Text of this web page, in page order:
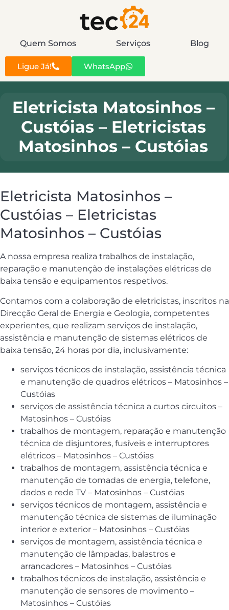
Quem Somos Serviços Blog
Ligue Já! WhatsApp
Eletricista Matosinhos –
Custóias – Eletricistas
Matosinhos – Custóias
Eletricista Matosinhos –
Custóias – Eletricistas
Matosinhos – Custóias
A nossa empresa realiza trabalhos de instalação,
reparação e manutenção de instalações elétricas de
baixa tensão e equipamentos respetivos.
Contamos com a colaboração de eletricistas, inscritos na
Direcção Geral de Energia e Geologia, competentes
experientes, que realizam serviços de instalação,
assistência e manutenção de sistemas elétricos de
baixa tensão, 24 horas por dia, inclusivamente:
serviços técnicos de instalação, assistência técnica
e manutenção de quadros elétricos – Matosinhos –
Custóias
serviços de assistência técnica a curtos circuitos –
Matosinhos – Custóias
trabalhos de montagem, reparação e manutenção
técnica de disjuntores, fusíveis e interruptores
elétricos – Matosinhos – Custóias
trabalhos de montagem, assistência técnica e
manutenção de tomadas de energia, telefone,
dados e rede TV – Matosinhos – Custóias
serviços técnicos de montagem, assistência e
manutenção técnica de sistemas de iluminação
interior e exterior – Matosinhos – Custóias
serviços de montagem, assistência técnica e
manutenção de lâmpadas, balastros e
arrancadores – Matosinhos – Custóias
trabalhos técnicos de instalação, assistência e
manutenção de sensores de movimento –
Matosinhos – Custóias